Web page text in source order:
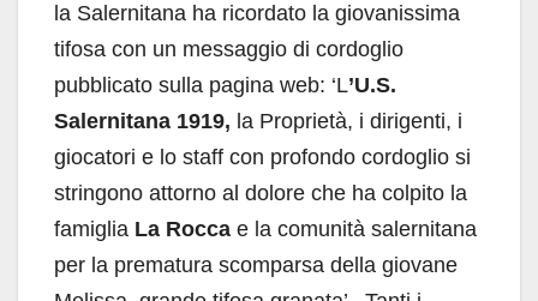
la Salernitana ha ricordato la giovanissima
tifosa con un messaggio di cordoglio
pubblicato sulla pagina web: ‘L’U.S.
Salernitana 1919, la Proprietà, i dirigenti, i
giocatori e lo staff con profondo cordoglio si
stringono attorno al dolore che ha colpito la
famiglia La Rocca e la comunità salernitana
per la prematura scomparsa della giovane